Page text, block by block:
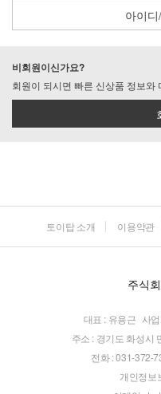
아이
비회원이신가요?
회원이 되시면 빠른 신상품 정보와
토이탑 소개 이용약관
주식
대표 : 유용근 사
주소 : 경기도 화성시
전화 : 031-372-
개인정보